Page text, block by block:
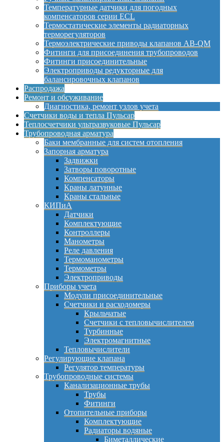
Температурные датчики для погодных
компенсаторов серии ECL
Термостатические элементы радиаторных
терморегуляторов
Термоэлектрические приводы клапанов AB-QM
Фитинги для присоединения трубопроводов
Фитинги присоединительные
Электроприводы редукторные для
балансировочных клапанов
Распродажа
Ремонт и обсуживание
Диагностика, ремонт узлов учета
Счетчики воды и тепла Пульсар
Теплосчетчики ультразвуковые Пульсар
Трубопроводная арматура
Баки мембранные для систем отопления
Запорная арматура
Задвижки
Затворы поворотные
Компенсаторы
Краны латунные
Краны стальные
КИПиА
Датчики
Комплектующие
Контроллеры
Манометры
Реле давления
Термоманометры
Термометры
Электроприводы
Приборы учета
Модули присоединительные
Счетчики и расходомеры
Крыльчатые
Счетчики с тепловычислителем
Турбинные
Электромагнитные
Тепловычислители
Регулирующие клапана
Регулятор температуры
Трубопроводные системы
Канализационные трубы
Трубы
Фитинги
Отопительные приборы
Комплектующие
Радиаторы водяные
Биметаллические